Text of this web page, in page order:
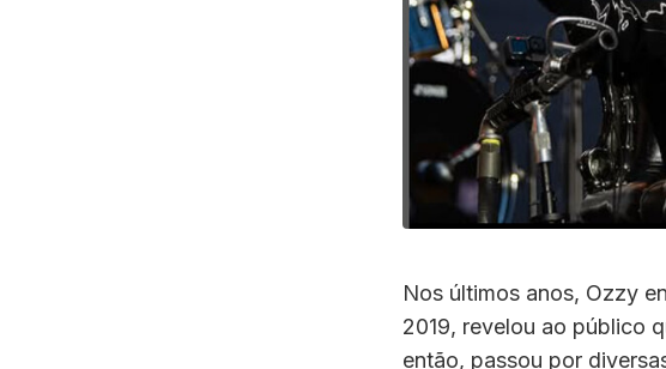
Nos últimos anos, Ozzy
2019, revelou ao público
então, passou por